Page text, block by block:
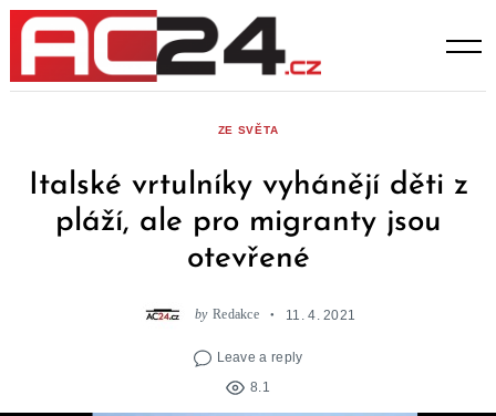
Skip
content
ZE SVĚTA
Italské vrtulníky vyhánějí děti z
pláží, ale pro migranty jsou
otevřené
by Redakce 11. 4. 2021
Leave a reply
8.1